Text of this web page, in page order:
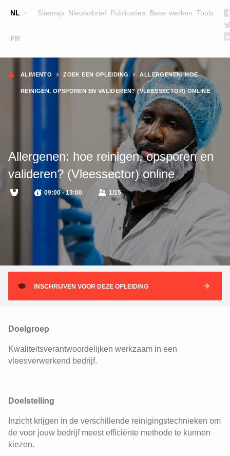
NL
FR
Sitemap Nieuwsbrief Publicaties Beter werken Tools
Main
navigation
LESGEVERS
ZOEK EEN OPLEIDING
Kruimelpad
ALIMENTO ZOEK EEN OPLEIDING ALLERGENEN: HOE
REINIGEN, OPSPOREN EN VALIDEREN? (VLEESSECTOR) ONLINE
Allergenen: hoe reinigen, opsporen en
valideren? (Vleessector) online
09:00 - 13:00 1/15
INSCHRIJVEN VOOR DEZE OPLEIDING
Doelgroep
Kwaliteitsverantwoordelijken werkzaam in een
vleesverwerkend bedrijf.
Doelstelling
Inzicht krijgen in de verschillende reinigingstechnieken om
de voor jouw bedrijf meest efficiënte methode te kunnen
kiezen.